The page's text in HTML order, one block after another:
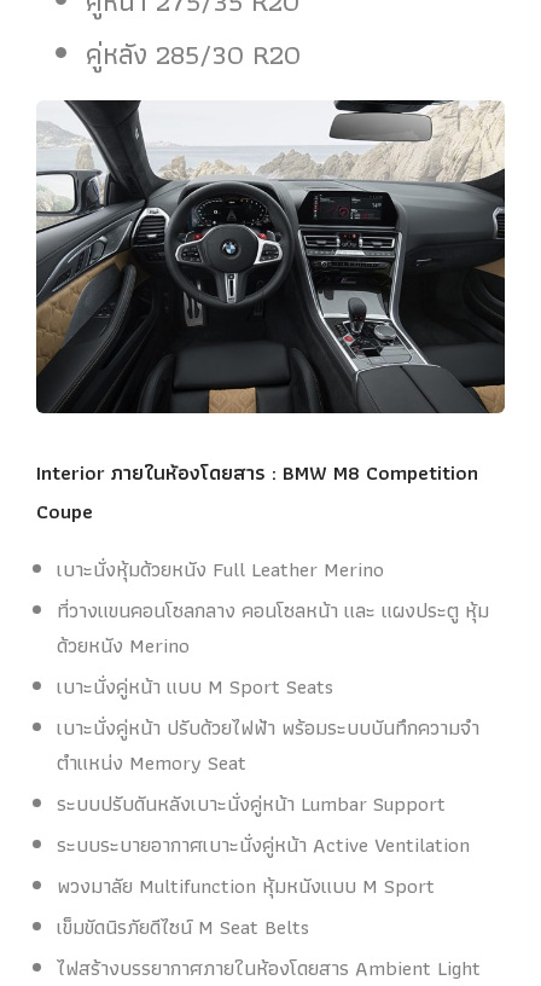
คู่หลัง 285/30 R20
Interior ภายในห้องโดยสาร : BMW M8 Competition
Coupe
เบาะนั่งหุ้มด้วยหนัง Full Leather Merino
ที่วางแขนคอนโซลกลาง คอนโซลหน้า และ แผงประตู หุ้ม
ด้วยหนัง Merino
เบาะนั่งคู่หน้า แบบ M Sport Seats
เบาะนั่งคู่หน้า ปรับด้วยไฟฟ้า พร้อมระบบบันทึกความจำ
ตำแหน่ง Memory Seat
ระบบปรับดันหลังเบาะนั่งคู่หน้า Lumbar Support
ระบบระบายอากาศเบาะนั่งคู่หน้า Active Ventilation
พวงมาลัย Multifunction หุ้มหนังแบบ M Sport
เข็มขัดนิรภัยดีไซน์ M Seat Belts
ไฟสร้างบรรยากาศภายในห้องโดยสาร Ambient Light